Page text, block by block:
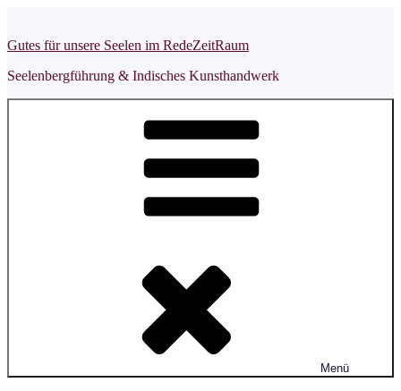
springen
Gutes für unsere Seelen im RedeZeitRaum
Seelenbergführung & Indisches Kunsthandwerk
Menü